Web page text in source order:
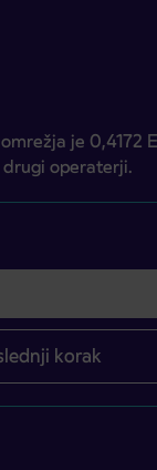
je 0,4172
operaterji.
korak